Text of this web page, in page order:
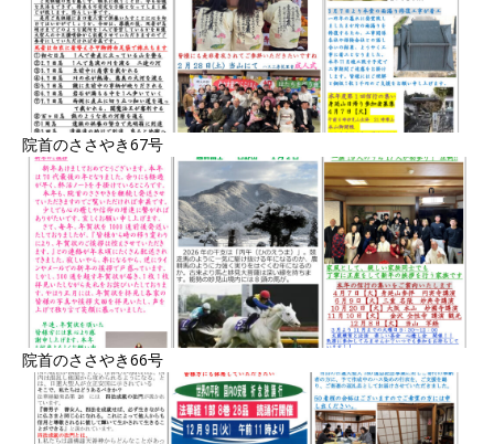
院首のささやき67号
院首のささやき66号